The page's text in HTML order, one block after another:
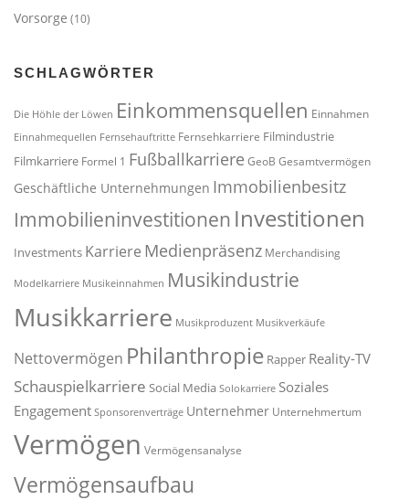
Vorsorge (10)
SCHLAGWÖRTER
Die Höhle der Löwen Einkommensquellen Einnahmen
Einnahmequellen Fernsehauftritte Fernsehkarriere Filmindustrie
Filmkarriere Formel 1 Fußballkarriere GeoB Gesamtvermögen
Geschäftliche Unternehmungen Immobilienbesitz
Immobilieninvestitionen Investitionen
Investments Karriere Medienpräsenz Merchandising
Modelkarriere Musikeinnahmen Musikindustrie
Musikkarriere Musikproduzent Musikverkäufe
Nettovermögen Philanthropie Rapper Reality-TV
Schauspielkarriere Social Media Solokarriere Soziales
Engagement Sponsorenverträge Unternehmer Unternehmertum
Vermögen Vermögensanalyse
Vermögensaufbau